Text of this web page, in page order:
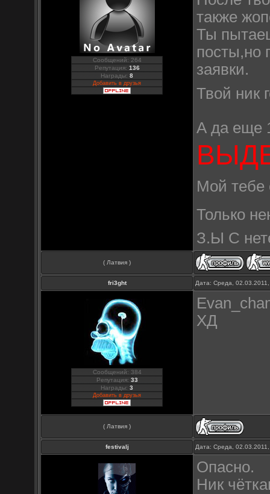
Сообщений: 264
Репутация: 136
Награды:8
Добавить в друзья
также
Ты
посты,но
заявки.
Твой ник
А да еще
Мой тебе
Только
З.Ы С
( Латвия )
fri3ght Дата: Среда,
Сообщений: 384
Репутация: 33
Награды:3
Добавить в друзья
ХД
( Латвия )
festivalj Дата: Среда,
Опасно.
Ник